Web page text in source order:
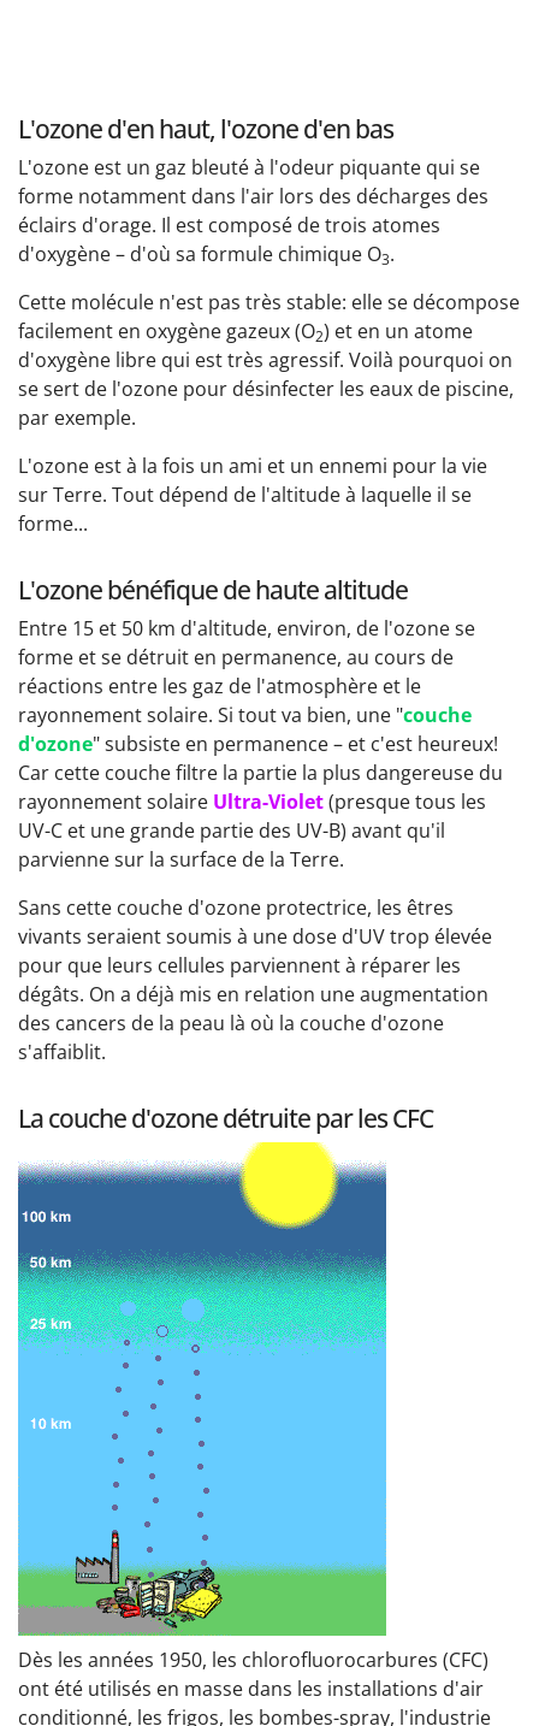
L'ozone d'en haut, l'ozone d'en bas
L'ozone est un gaz bleuté à l'odeur piquante qui se
forme notamment dans l'air lors des décharges des
éclairs d'orage. Il est composé de trois atomes
d'oxygène – d'où sa formule chimique O3.
Cette molécule n'est pas très stable: elle se décompose
facilement en oxygène gazeux (O2) et en un atome
d'oxygène libre qui est très agressif. Voilà pourquoi on
se sert de l'ozone pour désinfecter les eaux de piscine,
par exemple.
L'ozone est à la fois un ami et un ennemi pour la vie
sur Terre. Tout dépend de l'altitude à laquelle il se
forme...
L'ozone bénéfique de haute altitude
Entre 15 et 50 km d'altitude, environ, de l'ozone se
forme et se détruit en permanence, au cours de
réactions entre les gaz de l'atmosphère et le
rayonnement solaire. Si tout va bien, une "couche
d'ozone" subsiste en permanence – et c'est heureux!
Car cette couche filtre la partie la plus dangereuse du
rayonnement solaire Ultra-Violet(presque tous les
UV-C et une grande partie des UV-B) avant qu'il
parvienne sur la surface de la Terre.
Sans cette couche d'ozone protectrice, les êtres
vivants seraient soumis à une dose d'UV trop élevée
pour que leurs cellules parviennent à réparer les
dégâts. On a déjà mis en relation une augmentation
des cancers de la peau là où la couche d'ozone
s'affaiblit.
La couche d'ozone détruite par les CFC
Dès les années 1950, les chlorofluorocarbures (CFC)
ont été utilisés en masse dans les installations d'air
conditionné, les frigos, les bombes-spray, l'industrie